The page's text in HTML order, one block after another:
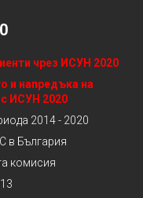
чрез ИСУН 2020
и напредъка на
ИСУН 2020
2014 - 2020
в България
комисия